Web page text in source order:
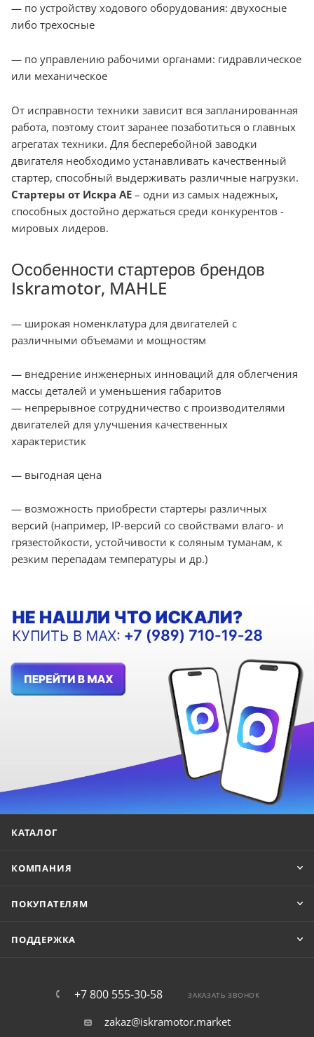
— по устройству ходового оборудования: двухосные
либо трехосные
— по управлению рабочими органами: гидравлическое
или механическое
От исправности техники зависит вся запланированная
работа, поэтому стоит заранее позаботиться о главных
агрегатах техники. Для бесперебойной заводки
двигателя необходимо устанавливать качественный
стартер, способный выдерживать различные нагрузки.
Стартеры от Искра АЕ – одни из самых надежных,
способных достойно держаться среди конкурентов -
мировых лидеров.
Особенности стартеров брендов
Iskramotor, MAHLE
— широкая номенклатура для двигателей с
различными объемами и мощностям
— внедрение инженерных инноваций для облегчения
массы деталей и уменьшения габаритов
— непрерывное сотрудничество с производителями
двигателей для улучшения качественных
характеристик
— выгодная цена
— возможность приобрести стартеры различных
версий (например, IP-версий со свойствами влаго- и
грязестойкости, устойчивости к соляным туманам, к
резким перепадам температуры и др.)
КАТАЛОГ
КОМПАНИЯ
ПОКУПАТЕЛЯМ
ПОДДЕРЖКА
+7 800 555-30-58 ЗАКАЗАТЬ ЗВОНОК
zakaz@iskramotor.market